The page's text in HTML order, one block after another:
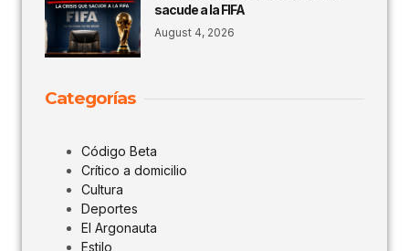
sacude a la FIFA
August 4, 2026
Categorías
Código Beta
Crítico a domicilio
Cultura
Deportes
El Argonauta
Estilo